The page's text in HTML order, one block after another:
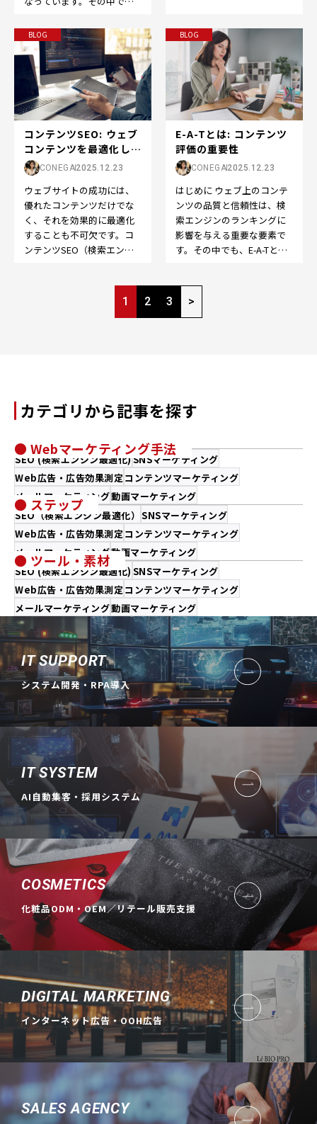
Optimi…
ー…
BLOG
コンテンツSEO: ウェブ
コンテンツを最適化して
検索エンジン...
CONEGA2025.12.23
ウェブサイトの成功には、
優れたコンテンツだけでな
く、それを効果的に最適化
することも不可欠です。コ
ンテンツSEO（検索エンジ
BLOG
E-A-Tとは: コンテンツ
評価の重要性
CONEGA2025.12.23
はじめに ウェブ上のコンテ
ンツの品質と信頼性は、検
索エンジンのランキングに
影響を与える重要な要素で
す。その中でも、E-A-Tとい
ー
1 2 3 >
カテゴリから記事を探す
● Webマーケティング手法
SEO (検索エンジン最適化) SNSマーケティング
Web広告・広告効果測定コンテンツマーケティング
メールマーケティング動画マーケティング
● ステップ
SEO（検索エンジン最適化） SNSマーケティング
Web広告・広告効果測定コンテンツマーケティング
メールマーケティング動画マーケティング
● ツール・素材
SEO (検索エンジン最適化) SNSマーケティング
Web広告・広告効果測定コンテンツマーケティング
メールマーケティング動画マーケティング
IT SUPPORT
システム開発・RPA導入
IT SYSTEM
AI自動集客・採用システム
COSMETICS
化粧品ODM・OEM／リテール販売支援
DIGITAL MARKETING
インターネット広告・OOH広告
SALES AGENCY